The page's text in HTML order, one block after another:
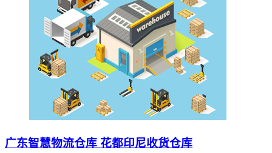
广东智慧物流仓库 花都印尼收货仓库